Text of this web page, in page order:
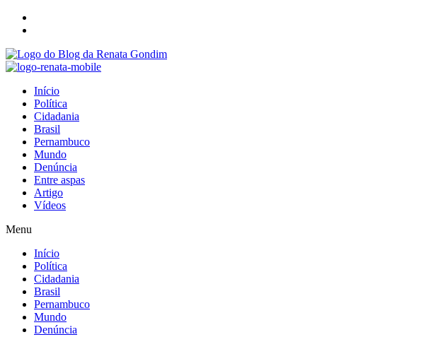
Início
Política
Cidadania
Brasil
Pernambuco
Mundo
Denúncia
Entre aspas
Artigo
Vídeos
Menu
Início
Política
Cidadania
Brasil
Pernambuco
Mundo
Denúncia